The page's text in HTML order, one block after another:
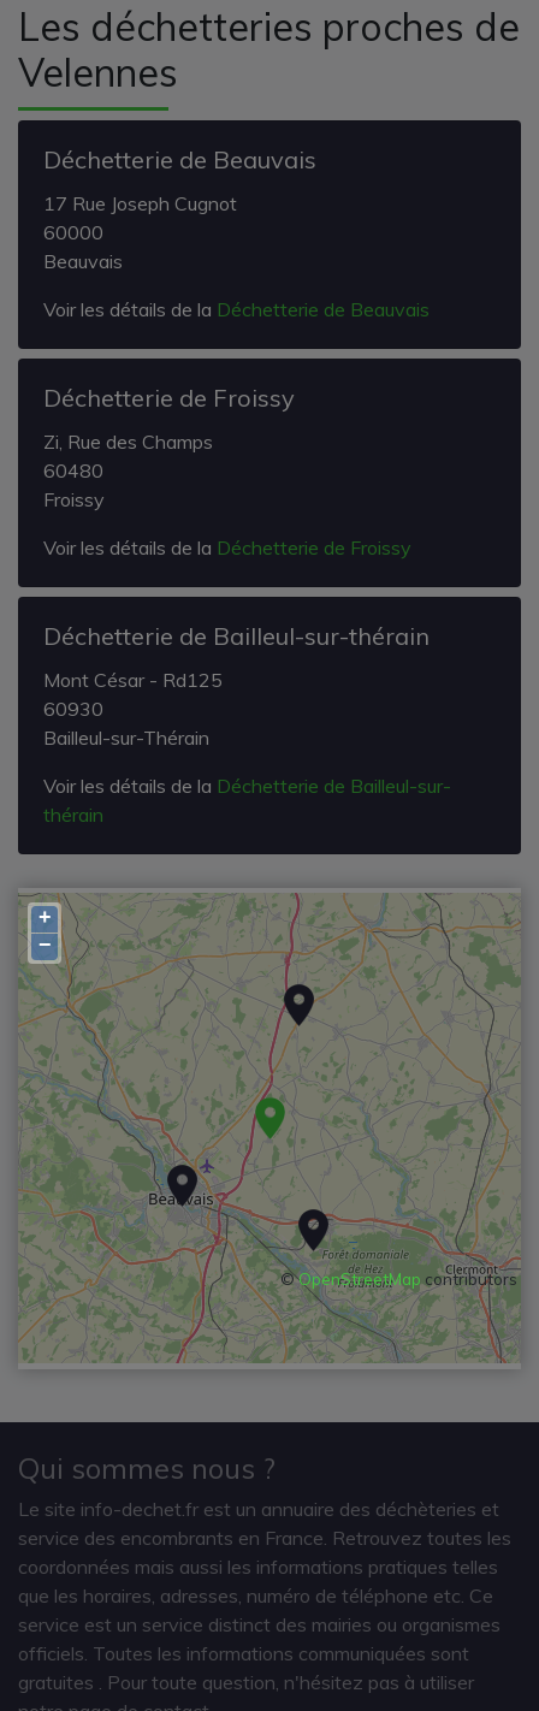
+
−
©OpenStreetMap contributors
Les déchetteries proches de
Velennes
Déchetterie de Beauvais
17 Rue Joseph Cugnot
60000
Beauvais
Voir les détails de la Déchetterie de Beauvais
Déchetterie de Froissy
Zi, Rue des Champs
60480
Froissy
Voir les détails de la Déchetterie de Froissy
Déchetterie de Bailleul-sur-thérain
Mont César - Rd125
60930
Bailleul-sur-Thérain
Voir les détails de la Déchetterie de Bailleul-sur-
thérain
Qui sommes nous ?
Le site info-dechet.fr est un annuaire des déchèteries et
service des encombrants en France. Retrouvez toutes les
coordonnées mais aussi les informations pratiques telles
que les horaires, adresses, numéro de téléphone etc. Ce
service est un service distinct des mairies ou organismes
officiels. Toutes les informations communiquées sont
gratuites
. Pour toute question, n'hésitez pas à utiliser